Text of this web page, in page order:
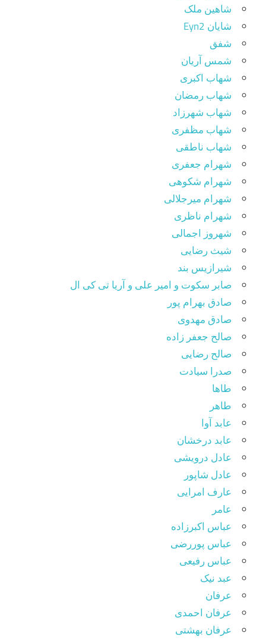
شاهین ملک
شایان Eyn2
شفق
شمس آریان
شهاب اکبری
شهاب رمضان
شهاب شهرزاد
شهاب مظفری
شهاب ناطقی
شهرام جعفری
شهرام شکوهی
شهرام میرجلالی
شهرام ناظری
شهروز اجمالی
شیث رضایی
شیرازیس بند
صابر سکوت و امیر علی و آریا تی کی ال
صادق بهرام پور
صادق مهدوی
صالح جعفر زاده
صالح رضایی
صدرا سیادت
طاها
طاهر
عابد آوا
عابد درخشان
عادل درویشی
عادل شاپور
عارف امرایی
عامر
عباس اکبرزاده
عباس پوررضی
عباس رفیعی
عبد نیک
عرفان
عرفان احمدی
عرفان بهشتی